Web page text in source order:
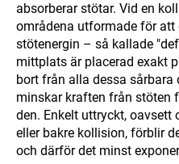
absorberar stötar. Vid en
områdena utformade för att
stötenergin – så kallade
mittplats är placerad exakt
bort från alla dessa sårbara
minskar kraften från stöten
den. Enkelt uttryckt, oavsett
eller bakre kollision, förblir
och därför det minst